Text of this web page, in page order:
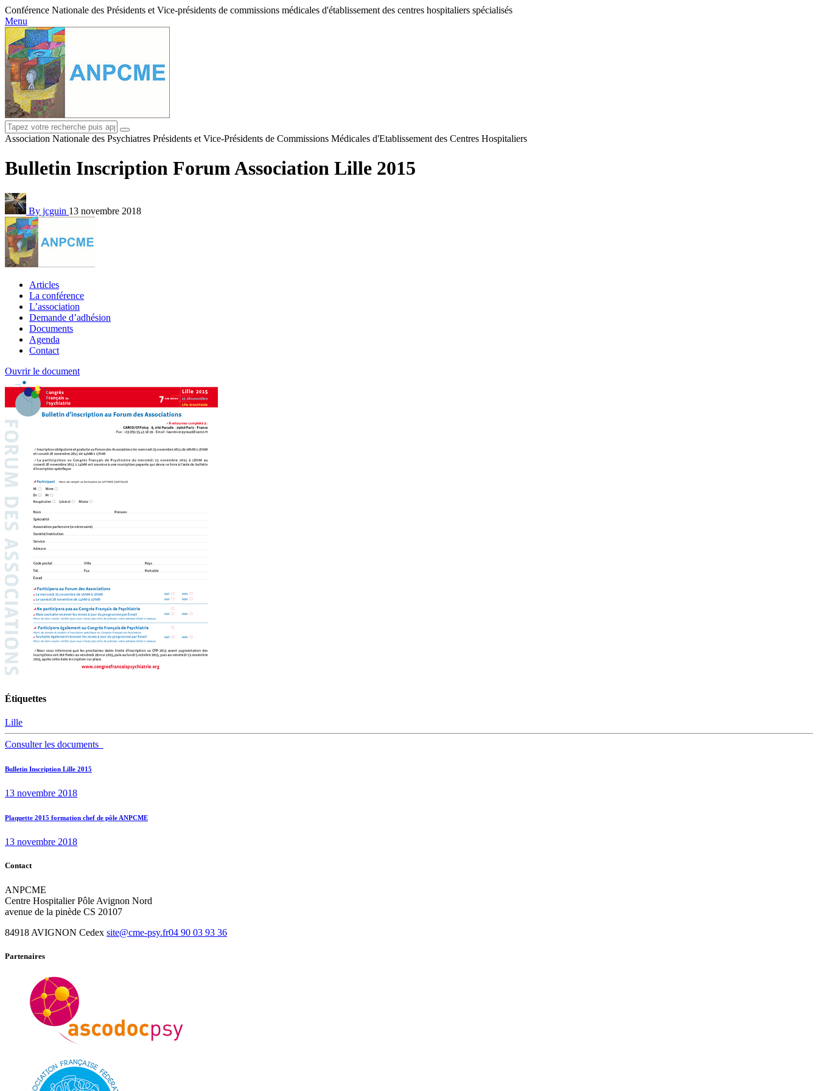
Conférence Nationale des Présidents et Vice-présidents de commissions médicales d'établissement des centres hospitaliers spécialisés
Menu
Association Nationale des Psychiatres Présidents et Vice-Présidents de Commissions Médicales d'Etablissement des Centres Hospitaliers
Bulletin Inscription Forum Association Lille 2015
By jcguin 13 novembre 2018
Articles
La conférence
L’association
Demande d’adhésion
Documents
Agenda
Contact
Ouvrir le document
Étiquettes
Lille
Consulter les documents
Navigation
de
Previous
Bulletin Inscription Lille 2015
13 novembre 2018
Next
Plaquette 2015 formation chef de pôle ANPCME
13 novembre 2018
Contact
ANPCME
Centre Hospitalier Pôle Avignon Nord
avenue de la pinède CS 20107
84918 AVIGNON Cedex site@cme-psy.fr04 90 03 93 36
Partenaires